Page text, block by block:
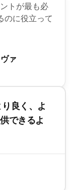
トが最も必
のに役立って
ァ
良く、よ
できるよ